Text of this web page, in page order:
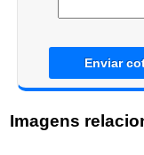
Enviar
Imagens